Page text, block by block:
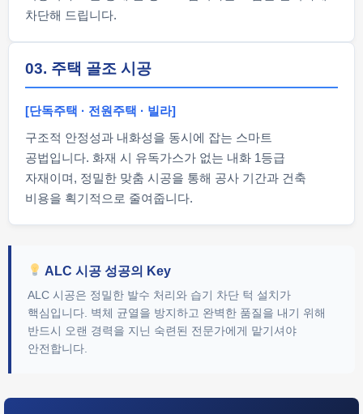
차단해 드립니다.
03. 주택 골조 시공
[단독주택 · 전원주택 · 빌라]
구조적 안정성과 내화성을 동시에 잡는 스마트
공법입니다. 화재 시 유독가스가 없는 내화 1등급
자재이며, 정밀한 맞춤 시공을 통해 공사 기간과 건축
비용을 획기적으로 줄여줍니다.
ALC 시공 성공의 Key
ALC 시공은 정밀한 발수 처리와 습기 차단 턱 설치가
핵심입니다. 벽체 균열을 방지하고 완벽한 품질을 내기 위해
반드시 오랜 경력을 지닌 숙련된 전문가에게 맡기셔야
안전합니다.